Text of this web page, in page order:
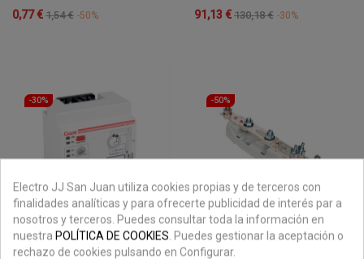
Precio
0,77 €Precio
1,54 € -50% Precio
91,13 €Precio
130,18 € -30%
-30%
Hidronivel simple
para pozo o
-50%
Base portafusible
neutro NH-1
Electro JJ San Juan utiliza cookies propias y de terceros con
finalidades analíticas y para ofrecerte publicidad de interés par a
nosotros y terceros. Puedes consultar toda la información en
nuestra POLÍTICA DE COOKIES. Puedes gestionar la aceptación o
rechazo de cookies pulsando en Configurar.